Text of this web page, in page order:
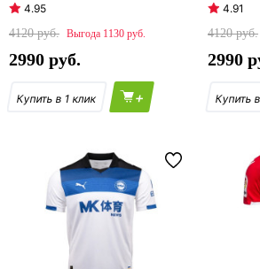
4.95
4120
1130
2990
+
4.91
4120
2990